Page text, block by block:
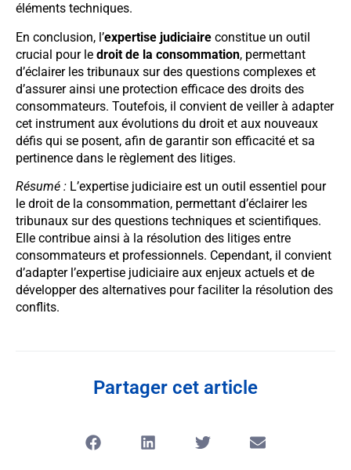
éléments techniques.
En conclusion, l’expertise judiciaire constitue un outil
crucial pour le droit de la consommation, permettant
d’éclairer les tribunaux sur des questions complexes et
d’assurer ainsi une protection efficace des droits des
consommateurs. Toutefois, il convient de veiller à adapter
cet instrument aux évolutions du droit et aux nouveaux
défis qui se posent, afin de garantir son efficacité et sa
pertinence dans le règlement des litiges.
Résumé : L’expertise judiciaire est un outil essentiel pour
le droit de la consommation, permettant d’éclairer les
tribunaux sur des questions techniques et scientifiques.
Elle contribue ainsi à la résolution des litiges entre
consommateurs et professionnels. Cependant, il convient
d’adapter l’expertise judiciaire aux enjeux actuels et de
développer des alternatives pour faciliter la résolution des
conflits.
Partager cet article